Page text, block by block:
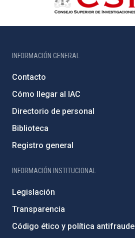
INFORMACIÓN GENERAL
Contacto
Cómo llegar al IAC
Directorio de personal
Biblioteca
Registro general
INFORMACIÓN INSTITUCIONAL
Legislación
Transparencia
Código ético y política antifraude